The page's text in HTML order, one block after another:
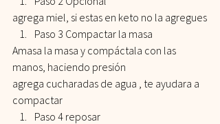
agrega miel, si estas en keto no la agregues
Paso 3 Compactar la masa
Amasa la masa y compáctala con las
manos, haciendo presión
agrega cucharadas de agua , te ayudara a
compactar
Paso 4 reposar